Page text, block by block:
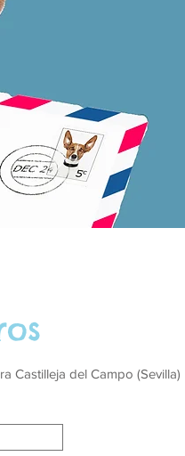
Castilleja del Campo (Sevilla)